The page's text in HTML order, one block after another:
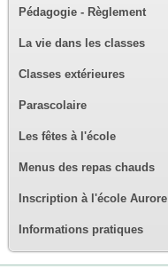
Pédagogie - Règlement
La vie dans les classes
Classes extérieures
Parascolaire
Les fêtes à l'école
Menus des repas chauds
Inscription à l'école Aurore
Informations pratiques